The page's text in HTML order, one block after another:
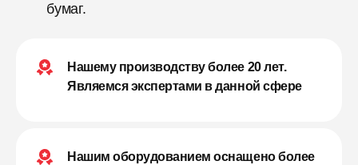
бумаг.
Нашему производству более 20 лет.
Являемся экспертами в данной сфере
Нашим оборудованием оснащено более